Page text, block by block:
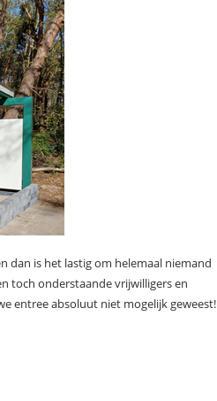
dan is het lastig om helemaal niemand
toch onderstaande vrijwilligers en
entree absoluut niet mogelijk geweest!